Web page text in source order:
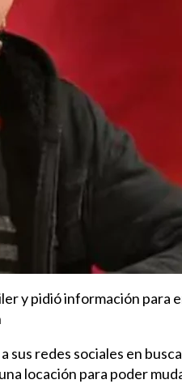
y pidió información para
sus redes sociales en
locación para poder